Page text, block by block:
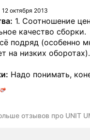
12 октября 2013
1. Соотношение
качество сборки.
подряд (особенно
на низких оборотах).
Надо понимать,
отзывов про UNIT